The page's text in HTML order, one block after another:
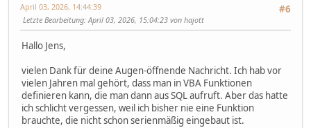
#6
April 03, 2026, 14:44:39
Letzte Bearbeitung: April 03, 2026, 15:04:23 von hajott
Hallo Jens,
vielen Dank für deine Augen-öffnende Nachricht. Ich hab vor
vielen Jahren mal gehört, dass man in VBA Funktionen
definieren kann, die man dann aus SQL aufruft. Aber das hatte
ich schlicht vergessen, weil ich bisher nie eine Funktion
brauchte, die nicht schon serienmäßig eingebaut ist.